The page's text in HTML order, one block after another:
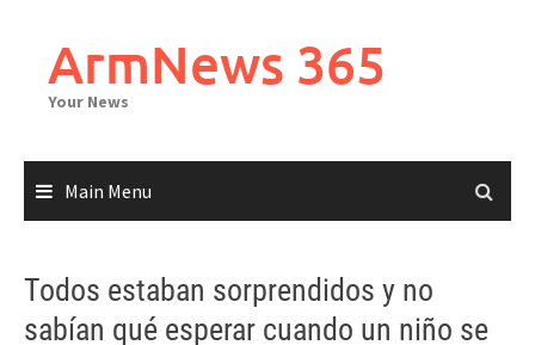
contentArmNews 365
Your News
Main Menu
Todos estaban sorprendidos y no
sabían qué esperar cuando un niño se